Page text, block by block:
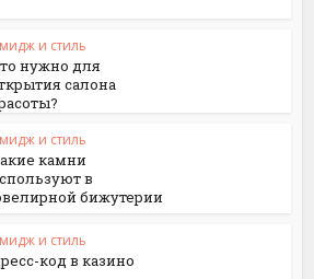
и стиль
нужно для
салона
и стиль
камни
в
бижутерии
и стиль
код в казино